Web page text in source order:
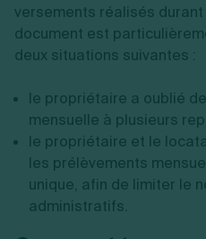
versements réalisés
document est
deux situations suivantes :
le propriétaire a oublié
mensuelle à plusieurs
le propriétaire et le
les prélèvements
unique, afin de limiter le
administratifs.